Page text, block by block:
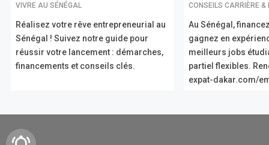
VIVRE AU SÉNÉGAL
Réalisez votre rêve entrepreneurial au
Sénégal ! Suivez notre guide pour
réussir votre lancement : démarches,
financements et conseils clés.
CONSEILS CARRIÈRE &
Au Sénégal,
gagnez en
meilleurs jobs
partiel flexibles.
expat-dakar.com/